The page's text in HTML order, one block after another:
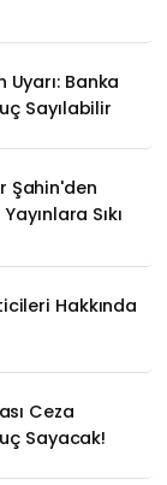
Uyarı: Banka
Sayılabilir
Şahin'den
Sıkı
Hakkında
Ceza
Sayacak!